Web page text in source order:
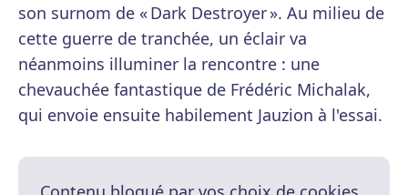
son surnom de « Dark Destroyer ». Au milieu de
cette guerre de tranchée, un éclair va
néanmoins illuminer la rencontre : une
chevauchée fantastique de Frédéric Michalak,
qui envoie ensuite habilement Jauzion à l'essai.